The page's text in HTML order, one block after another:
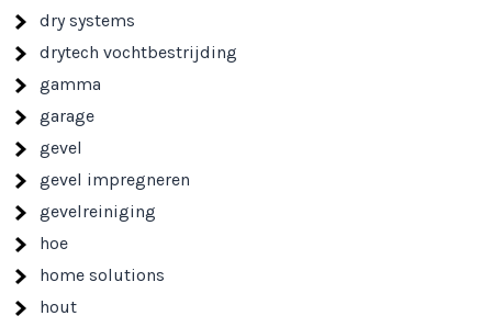
dry systems
drytech vochtbestrijding
gamma
garage
gevel
gevel impregneren
gevelreiniging
hoe
home solutions
hout